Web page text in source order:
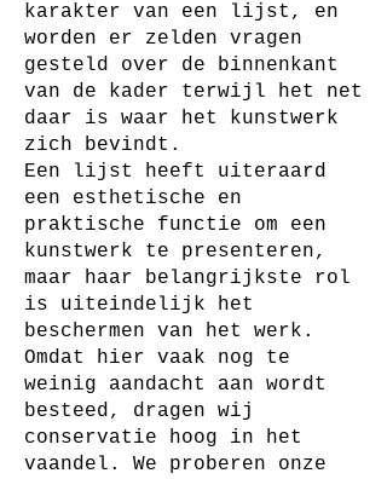
karakter van een lijst, en
worden er zelden vragen
gesteld over de binnenkant
van de kader terwijl het net
daar is waar het kunstwerk
zich bevindt.
Een lijst heeft uiteraard
een esthetische en
praktische functie om een
kunstwerk te presenteren,
maar haar belangrijkste rol
is uiteindelijk het
beschermen van het werk.
Omdat hier vaak nog te
weinig aandacht aan wordt
besteed, dragen wij
conservatie hoog in het
vaandel. We proberen onze